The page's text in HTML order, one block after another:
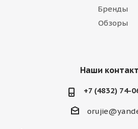
Бренды
Обзоры
Наши
+7 (4832) 74-